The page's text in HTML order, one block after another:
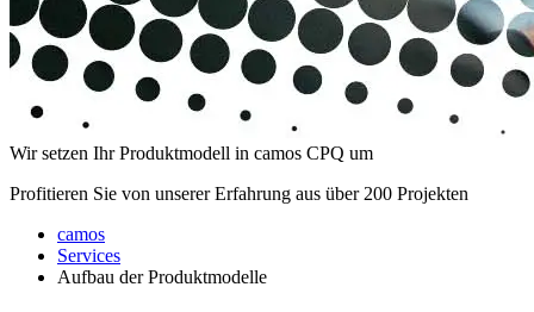
Wir setzen Ihr Produktmodell in camos CPQ um
Profitieren Sie von unserer Erfahrung aus über 200 Projekten
camos
Services
Aufbau der Produktmodelle